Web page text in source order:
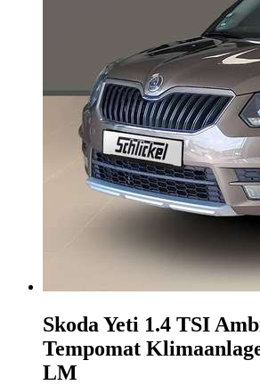
Skoda Yeti 1.4 TSI
Tempomat
LM